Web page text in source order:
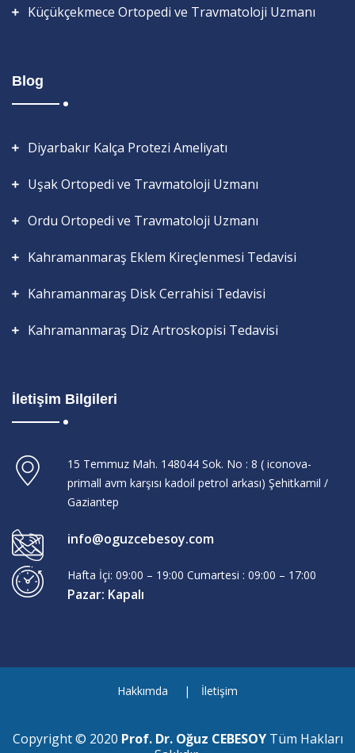
Küçükçekmece Ortopedi ve Travmatoloji Uzmanı
Blog
Diyarbakır Kalça Protezi Ameliyatı
Uşak Ortopedi ve Travmatoloji Uzmanı
Ordu Ortopedi ve Travmatoloji Uzmanı
Kahramanmaraş Eklem Kireçlenmesi Tedavisi
Kahramanmaraş Disk Cerrahisi Tedavisi
Kahramanmaraş Diz Artroskopisi Tedavisi
İletişim Bilgileri
15 Temmuz Mah. 148044 Sok. No : 8 ( iconova-
primall avm karşısı kadoil petrol arkası) Şehitkamil /
Gaziantep
info@oguzcebesoy.com
Hafta İçi: 09:00 – 19:00 Cumartesi : 09:00 – 17:00
Pazar: Kapalı
Hakkımda İletişim
Copyright © 2020 Prof. Dr. Oğuz CEBESOY Tüm Hakları